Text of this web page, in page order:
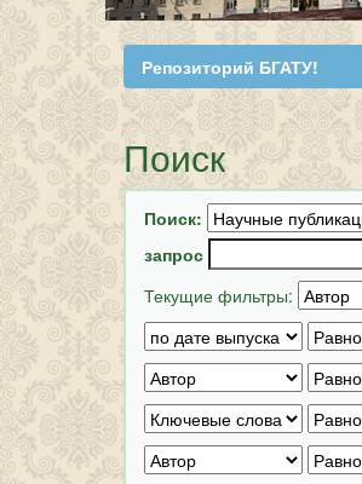
Репозиторий БГАТУ!
Поиск
Поиск:
запрос
Текущие фильтры: